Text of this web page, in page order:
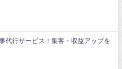
代行サービス！集客・収益アップを